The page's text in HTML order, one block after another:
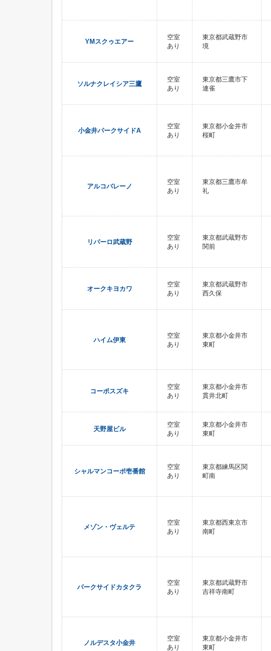
YMスクゥエアー
空室
あり
東京都武蔵野市
境
ソルナクレイシア三鷹
空室
あり
東京都三鷹市下
連雀
小金井パークサイドA
空室
あり
東京都小金井市
桜町
アルコバレーノ
空室
あり
東京都三鷹市牟
礼
リパーロ武蔵野
空室
あり
東京都武蔵野市
関前
オークキヨカワ
空室
あり
東京都武蔵野市
西久保
ハイム伊東
空室
あり
東京都小金井市
東町
コーポスズキ
空室
あり
東京都小金井市
貫井北町
天野屋ビル
空室
あり
東京都小金井市
東町
シャルマンコーポ壱番館
空室
あり
東京都練馬区関
町南
メゾン・ヴェルテ
空室
あり
東京都西東京市
南町
パークサイドカタクラ
空室
あり
東京都武蔵野市
吉祥寺南町
ノルデスタ小金井
空室
あり
東京都小金井市
東町